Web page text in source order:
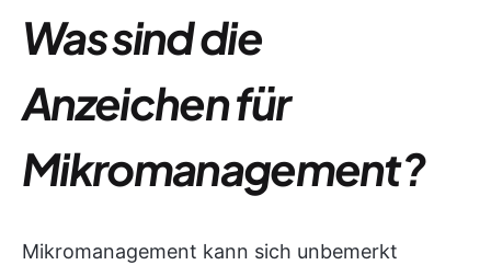
Was sind die
Anzeichen für
Mikromanagement?
Mikromanagement kann sich unbemerkt